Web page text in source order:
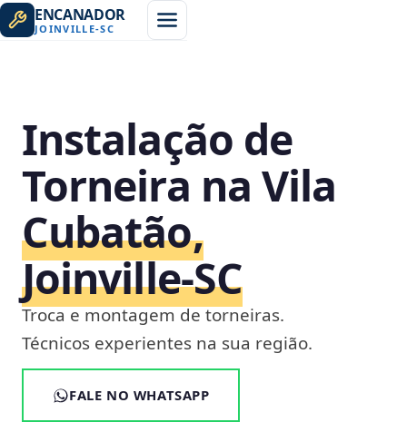
ENCANADOR
JOINVILLE-SC
Instalação de
Torneira na Vila
Cubatão,
Joinville‑SC
Troca e montagem de torneiras.
Técnicos experientes na sua região.
FALE NO WHATSAPP